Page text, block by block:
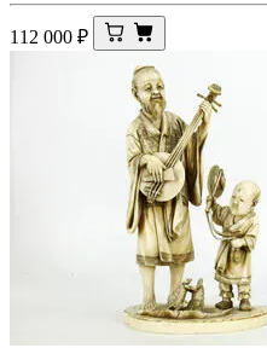
112 000 ₽